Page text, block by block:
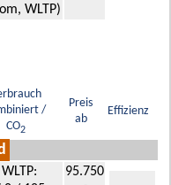
WLTP)
/
CO2
Preis
ab
Effizienz
WLTP:
95.750